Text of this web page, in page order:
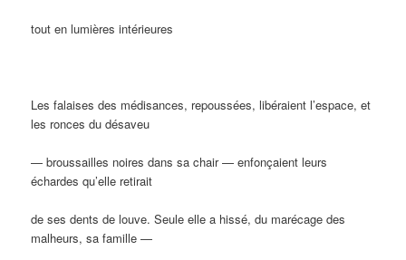
tout en lumières intérieures
Les falaises des médisances, repoussées, libéraient l’espace, et
les ronces du désaveu
— broussailles noires dans sa chair — enfonçaient leurs
échardes qu’elle retirait
de ses dents de louve. Seule elle a hissé, du marécage des
malheurs, sa famille —